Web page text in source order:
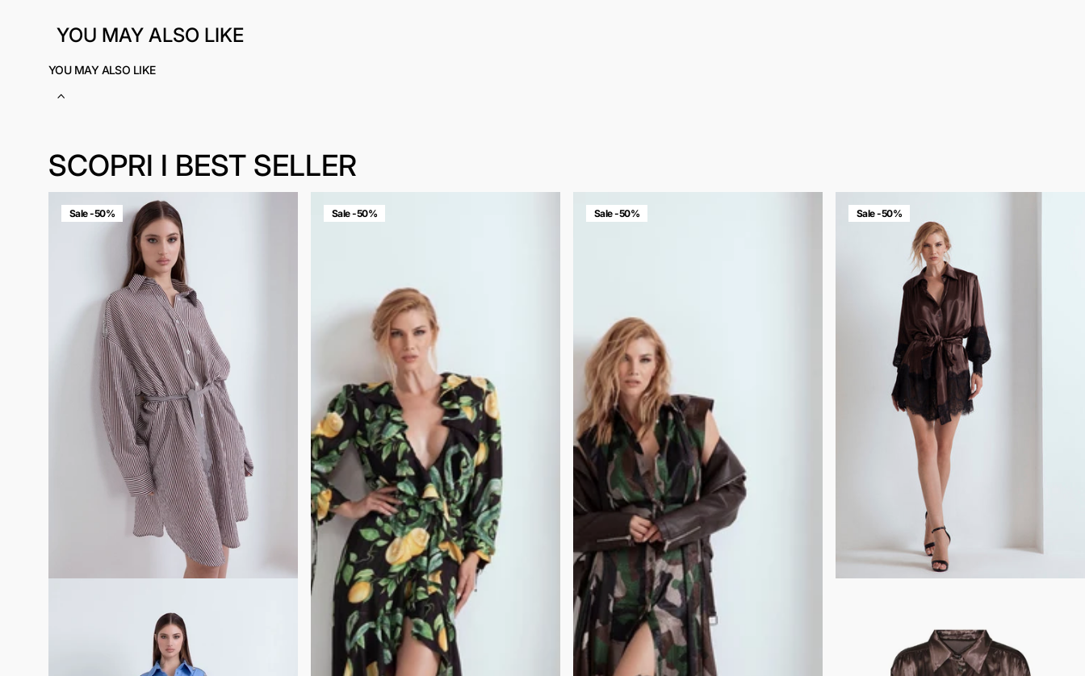
YOU MAY ALSO LIKE
YOU MAY ALSO LIKE
SCOPRI I BEST SELLER
Sale -50% Sale -50% Sale -50% Sale -50%